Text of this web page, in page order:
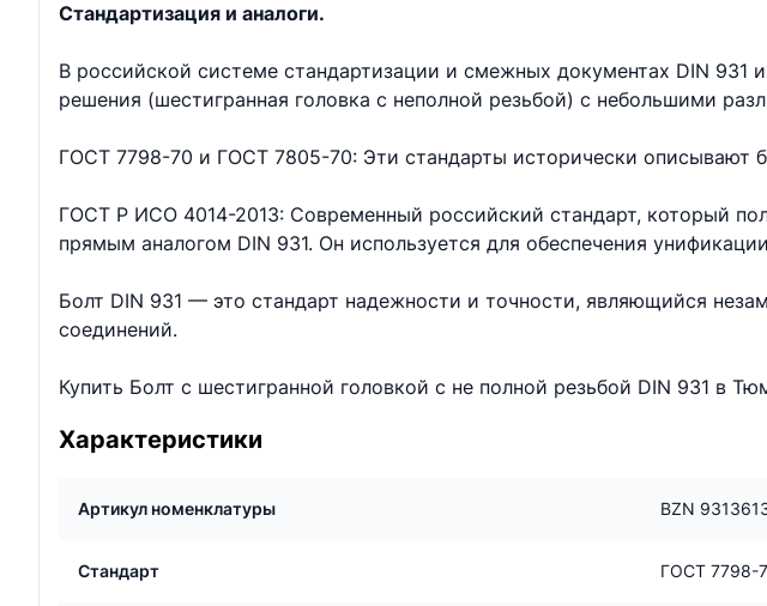
Стандартизация и аналоги.
В российской системе стандартизации и смежных документах DIN 931
решения (шестигранная головка с неполной резьбой) с небольшими
ГОСТ 7798-70 и ГОСТ 7805-70: Эти стандарты исторически описывают
ГОСТ Р ИСО 4014-2013: Современный российский стандарт, который
прямым аналогом DIN 931. Он используется для обеспечения
Болт DIN 931 — это стандарт надежности и точности, являющийся
соединений.
Купить Болт с шестигранной головкой с не полной резьбой DIN 931 в
Характеристики
Артикул номенклатуры BZN
Стандарт ГОСТ 7798-